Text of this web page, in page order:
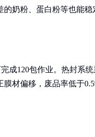
奶粉、蛋白粉等也能
成120包作业。热封系
材偏移，废品率低于